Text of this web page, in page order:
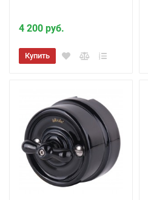
4 200 руб.
Купить